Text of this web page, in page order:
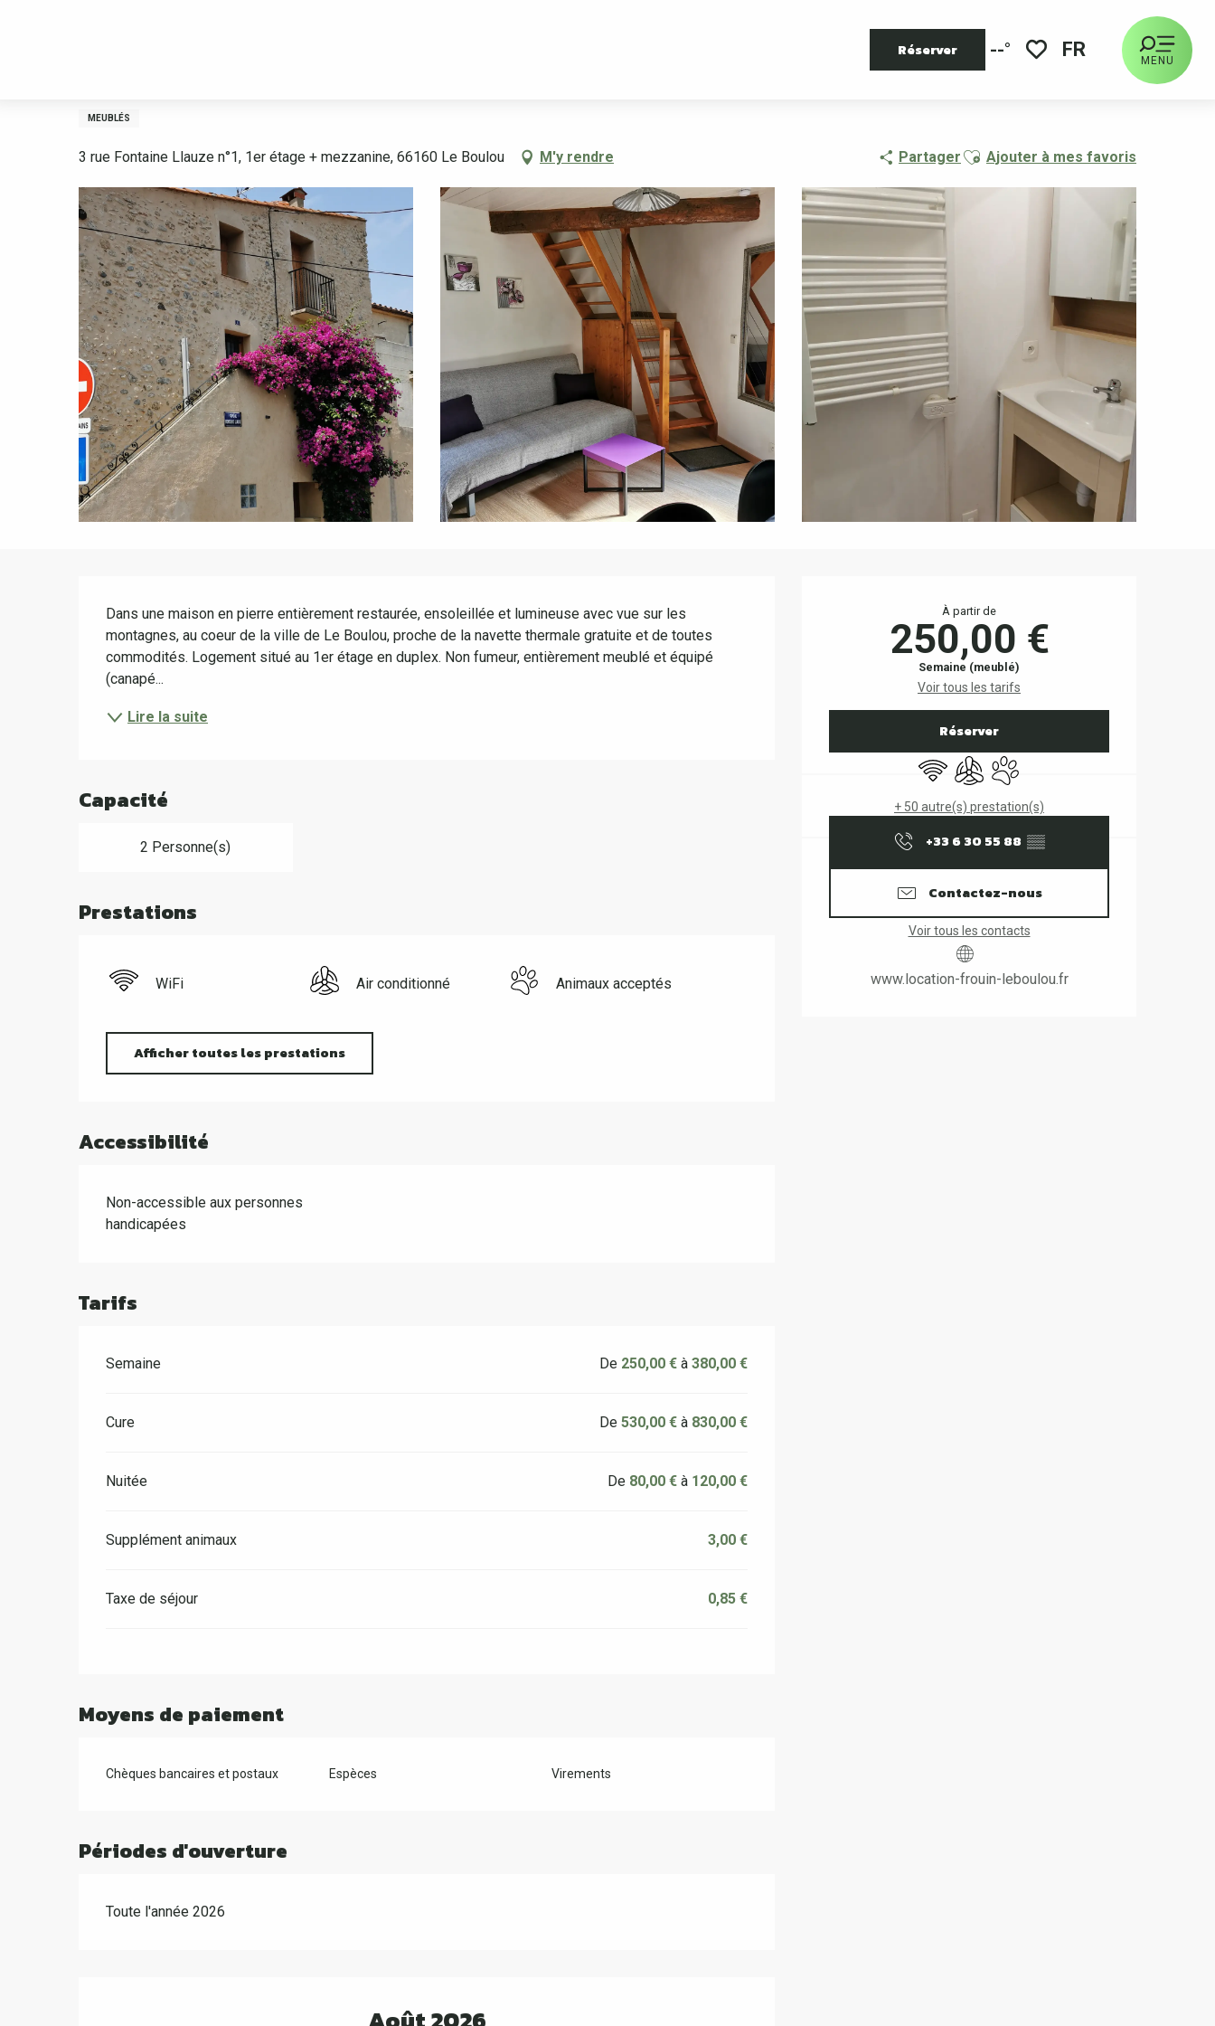
--°
Réserver FR MENU
MEUBLÉS
3 rue Fontaine Llauze n°1, 1er étage + mezzanine, 66160 Le Boulou M'y rendre Partager Ajouter aux favoris
Ajouter à mes favoris
Ouverture et coordonnées
À partir de
250,00 €
Semaine (meublé)
Voir tous les tarifs
Réserver
WiFi Air conditionné
Animaux acceptés
+ 50 autre(s) prestation(s)
+33 6 30 55 88 ▒▒
Contactez-nous
Voir tous les contacts
www.location-frouin-leboulou.fr
Description
Dans une maison en pierre entièrement restaurée, ensoleillée et lumineuse avec vue sur les
montagnes, au coeur de la ville de Le Boulou, proche de la navette thermale gratuite et de toutes
commodités. Logement situé au 1er étage en duplex. Non fumeur, entièrement meublé et équipé
(canapé...
Lire la suite
Capacité
2 Personne(s)
Prestations
WiFi Air conditionné Animaux acceptés
Afficher toutes les prestations
Accessibilité
Non-accessible aux personnes
handicapées
Tarifs
Semaine De 250,00 € à380,00 €
Cure De530,00 € à 830,00 €
Nuitée De 80,00 € à 120,00 €
Supplément animaux 3,00 €
Taxe de séjour 0,85 €
Moyens de paiement
Chèques bancaires et postaux Espèces Virements
Périodes d'ouverture
Toute l'année 2026